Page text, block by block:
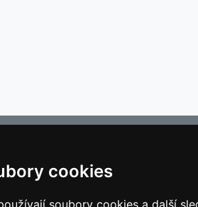
cookies
soubory cookies a další